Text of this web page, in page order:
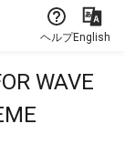
ヘルプEnglish
WAVE